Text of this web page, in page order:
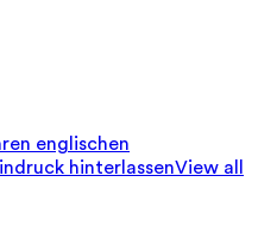
englischen
hinterlassenView all